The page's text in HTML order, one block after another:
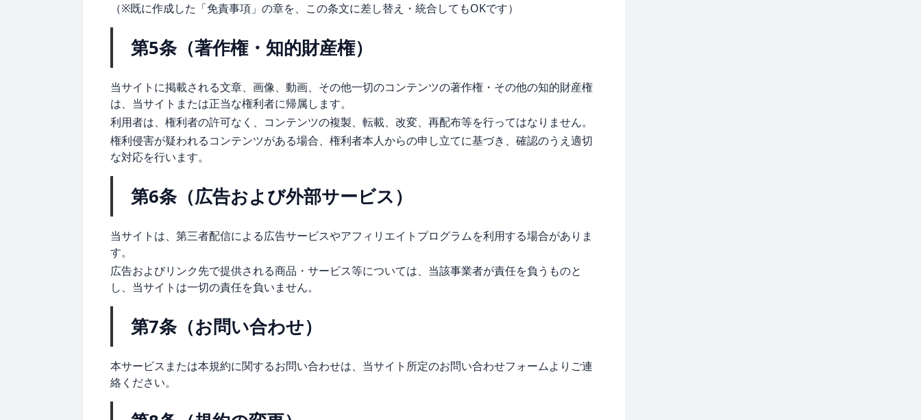
（※既に作成した「免責事項」の章を、この条文に差し替え・統合してもOKです）
第5条（著作権・知的財産権）
当サイトに掲載される文章、画像、動画、その他一切のコンテンツの著作権・その他の知的財産権
は、当サイトまたは正当な権利者に帰属します。
利用者は、権利者の許可なく、コンテンツの複製、転載、改変、再配布等を行ってはなりません。
権利侵害が疑われるコンテンツがある場合、権利者本人からの申し立てに基づき、確認のうえ適切
な対応を行います。
第6条（広告および外部サービス）
当サイトは、第三者配信による広告サービスやアフィリエイトプログラムを利用する場合がありま
す。
広告およびリンク先で提供される商品・サービス等については、当該事業者が責任を負うものと
し、当サイトは一切の責任を負いません。
第7条（お問い合わせ）
本サービスまたは本規約に関するお問い合わせは、当サイト所定のお問い合わせフォームよりご連
絡ください。